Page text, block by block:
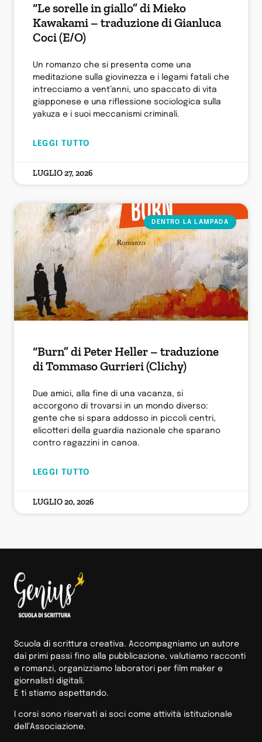
“Le sorelle in giallo” di Mieko
Kawakami – traduzione di Gianluca
Coci (E/O)
Un romanzo che si presenta come una
meditazione sulla giovinezza e i legami fatali che
intrecciamo a vent’anni, uno spaccato di vita
giapponese e una riflessione sociologica sulla
yakuza e i suoi meccanismi criminali.
LEGGI TUTTO
LUGLIO 27, 2026
DENTRO LA LAMPADA
“Burn” di Peter Heller – traduzione
di Tommaso Gurrieri (Clichy)
Due amici, alla fine di una vacanza, si
accorgono di trovarsi in un mondo diverso:
gente che si spara addosso in piccoli centri,
elicotteri della guardia nazionale che sparano
contro ragazzini in canoa.
LEGGI TUTTO
LUGLIO 20, 2026
Scuola di scrittura creativa. Accompagniamo un autore
dai primi passi fino alla pubblicazione, valutiamo racconti
e romanzi, organizziamo laboratori per film maker e
giornalisti digitali.
E ti stiamo aspettando.
I corsi sono riservati ai soci come attività istituzionale
dell’Associazione.